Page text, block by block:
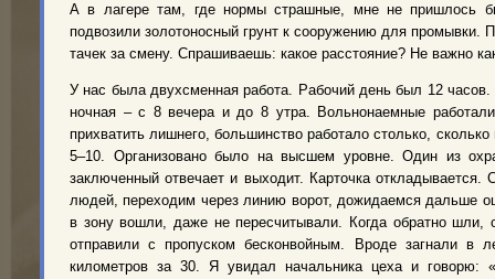
А в лагере там, где нормы страшные, мне не пришлось
подвозили золотоносный грунт к сооружению для промывки.
тачек за смену. Спрашиваешь: какое расстояние? Не важно
У нас была двухсменная работа. Рабочий день был 12
ночная – с 8 вечера и до 8 утра. Вольнонаемные
прихватить лишнего, большинство работало столько,
5–10. Организовано было на высшем уровне. Один из
заключенный отвечает и выходит. Карточка
людей, переходим через линию ворот, дожидаемся дальше
в зону вошли, даже не пересчитывали. Когда обратно шли,
отправили с пропуском бесконвойным. Вроде загнали в
километров за 30. Я увидал начальника цеха и